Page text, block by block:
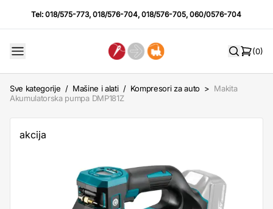
Tel:018/575-773,018/576-704,018/576-705,060/0576-704
(0)
Sve kategorije / Mašine i alati / Kompresori za auto > Makita
Akumulatorska pumpa DMP181Z
akcija